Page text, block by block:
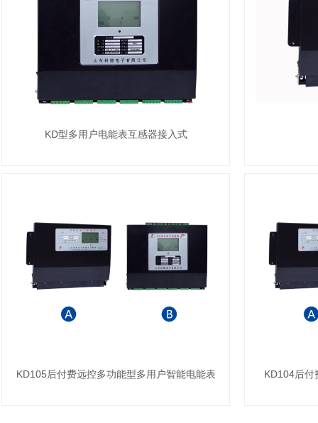
KD型多用户电能表互感器接入式
KD105后付费远控多功能型多用户智能电能表 KD104后付